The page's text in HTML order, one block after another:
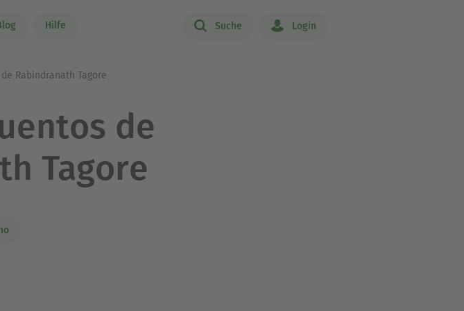
Hilfe Suche Login
Rabindranath Tagore
de
Tagore